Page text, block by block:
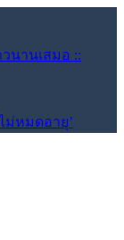
วนานเสมอ ::
ม่หมดอายุ’